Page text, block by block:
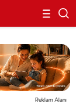
Reklam Alanı